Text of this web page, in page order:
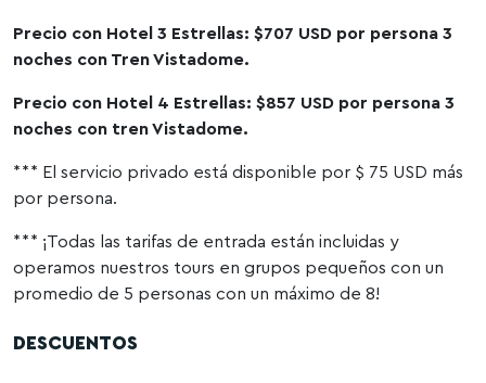
Precio con Hotel 3 Estrellas: $707 USD por persona 3
noches con Tren Vistadome.
Precio con Hotel 4 Estrellas: $857 USD por persona 3
noches con tren Vistadome.
*** El servicio privado está disponible por $ 75 USD más
por persona.
*** ¡Todas las tarifas de entrada están incluidas y
operamos nuestros tours en grupos pequeños con un
promedio de 5 personas con un máximo de 8!
DESCUENTOS